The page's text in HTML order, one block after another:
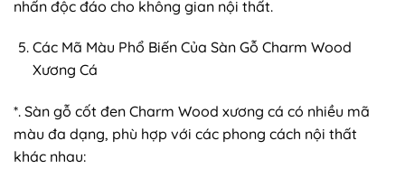
nhấn độc đáo cho không gian nội thất.
Các Mã Màu Phổ Biến Của Sàn Gỗ Charm Wood
Xương Cá
*. Sàn gỗ cốt đen Charm Wood xương cá có nhiều mã
màu đa dạng, phù hợp với các phong cách nội thất
khác nhau: